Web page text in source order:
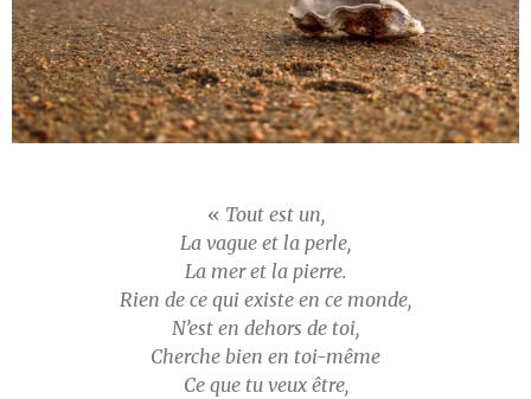
« Tout est un,
La vague et la perle,
La mer et la pierre.
Rien de ce qui existe en ce monde,
N’est en dehors de toi,
Cherche bien en toi-même
Ce que tu veux être,